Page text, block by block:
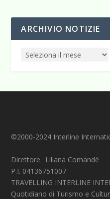
ARCHIVIO NOTIZIE
©2000-2024 Interline
Direttore_ Liliana Comandè
P.I. 04136751007
TRAVELLING INTERLINE
Quotidiano di Turismo e